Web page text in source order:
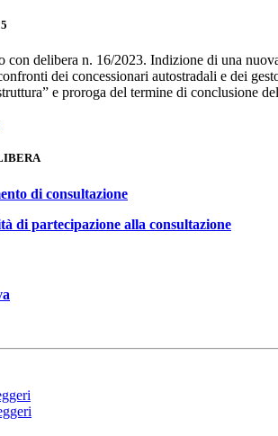
con delibera n. 16/2023. Indizione di una
dei concessionari autostradali e dei
e proroga del termine di conclusione
di consultazione
di partecipazione alla consultazione